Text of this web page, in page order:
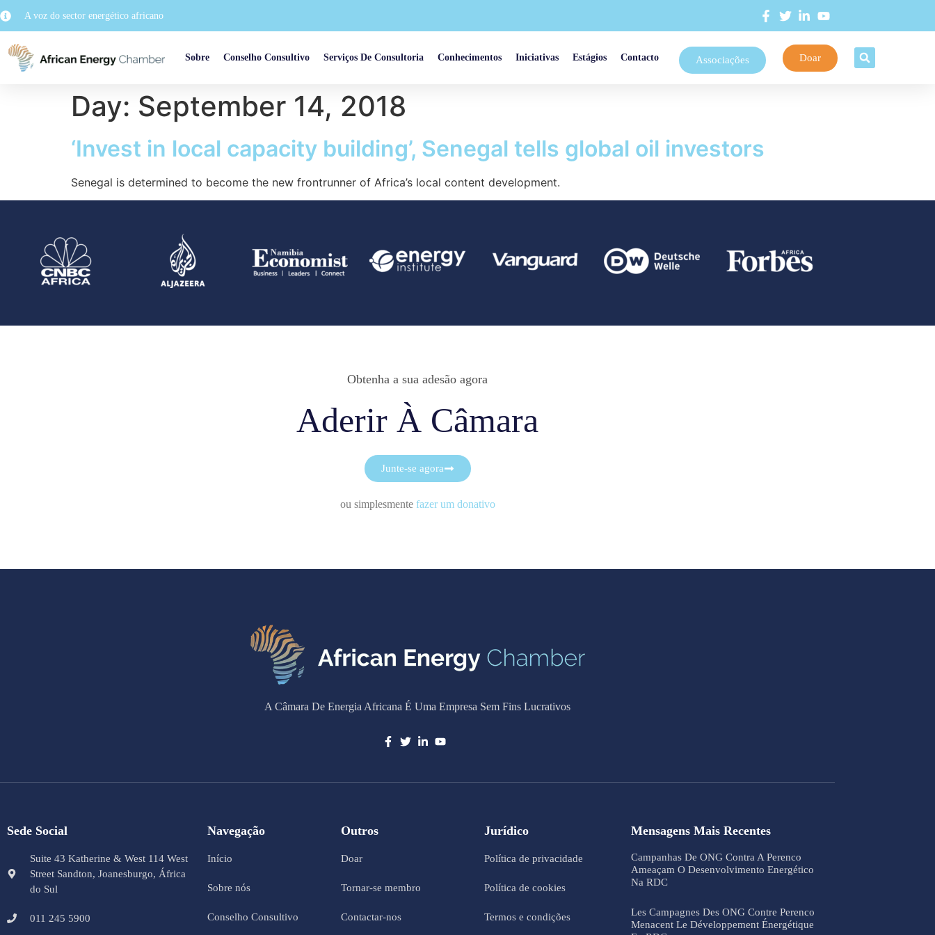
A voz do sector energético africano
Sobre Conselho Consultivo Serviços De Consultoria Conhecimentos Iniciativas Estágios Contacto Associações Doar
Day: September 14, 2018
‘Invest in local capacity building’, Senegal tells global oil investors
Senegal is determined to become the new frontrunner of Africa’s local content development.
Obtenha a sua adesão agora
Aderir À Câmara
Junte-se agora
ou simplesmente fazer um donativo
A Câmara De Energia Africana É Uma Empresa Sem Fins Lucrativos
Sede Social
Suite 43 Katherine & West 114 West
Street Sandton, Joanesburgo, África
do Sul
011 245 5900
Navegação
Início
Sobre nós
Conselho Consultivo
Outros
Doar
Tornar-se membro
Contactar-nos
Jurídico
Política de privacidade
Política de cookies
Termos e condições
Mensagens Mais Recentes
Campanhas De ONG Contra A Perenco
Ameaçam O Desenvolvimento Energético
Na RDC
Les Campagnes Des ONG Contre Perenco
Menacent Le Développement Énergétique